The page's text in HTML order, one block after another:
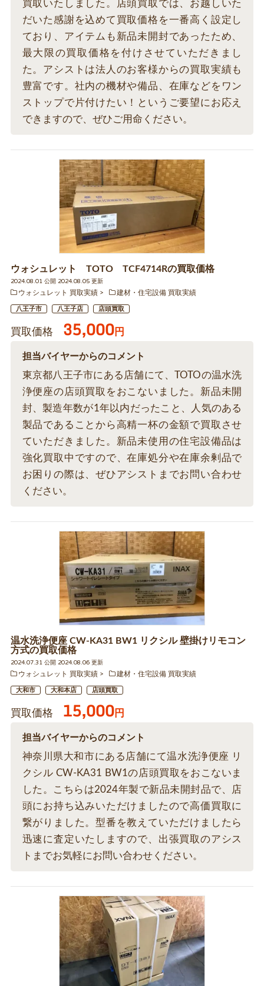
買取いたしました。店頭買取では、お越しいた
だいた感謝を込めて買取価格を一番高く設定し
ており、アイテムも新品未開封であったため、
最大限の買取価格を付けさせていただきまし
た。アシストは法人のお客様からの買取実績も
豊富です。社内の機材や備品、在庫などをワン
ストップで片付けたい！というご要望にお応え
できますので、ぜひご用命ください。
ウォシュレット TOTO TCF4714Rの買取価格
2024.08.01 公開 2024.08.05 更新
ウォシュレット 買取実績
建材・住宅設備 買取実績
八王子市 八王子店 店頭買取
買取価格 35,000円
担当バイヤーからのコメント
東京都八王子市にある店舗にて、TOTOの温水洗
浄便座の店頭買取をおこないました。新品未開
封、製造年数が1年以内だったこと、人気のある
製品であることから高精一杯の金額で買取させ
ていただきました。新品未使用の住宅設備品は
強化買取中ですので、在庫処分や在庫余剰品で
お困りの際は、ぜひアシストまでお問い合わせ
ください。
温水洗浄便座 CW-KA31 BW1 リクシル 壁掛けリモコン
方式の買取価格
2024.07.31 公開 2024.08.06 更新
ウォシュレット 買取実績
建材・住宅設備 買取実績
大和市 大和本店 店頭買取
買取価格 15,000円
担当バイヤーからのコメント
神奈川県大和市にある店舗にて温水洗浄便座 リ
クシル CW-KA31 BW1の店頭買取をおこないま
した。こちらは2024年製で新品未開封品で、店
頭にお持ち込みいただけましたので高価買取に
繋がりました。型番を教えていただけましたら
迅速に査定いたしますので、出張買取のアシス
トまでお気軽にお問い合わせください。